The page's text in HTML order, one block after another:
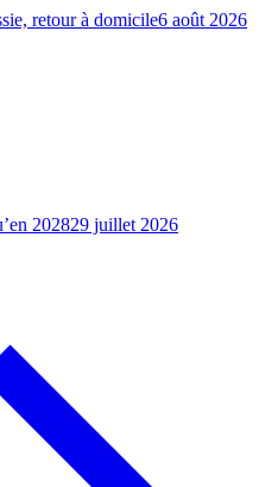
retour à domicile6 août 2026
202829 juillet 2026